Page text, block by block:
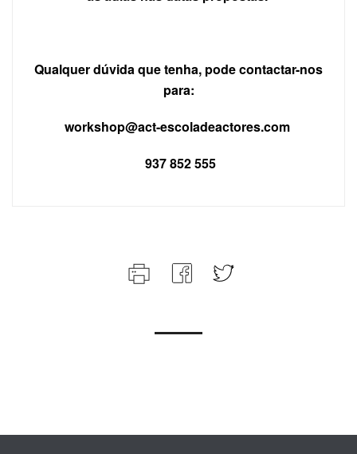
Qualquer dúvida que tenha, pode contactar-nos
para:
workshop@act-escoladeactores.com
937 852 555